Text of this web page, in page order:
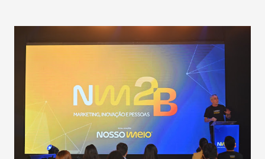
população suspeita e de cuidados com os ambientes
públicos e domiciliares. “Nós não estamos vivendo uma
epidemia comum, como temos em todos os anos, com
aumento de casos de dengue, influenza ou H1N1. Trata-se
de uma epidemia com um vírus diferente, com um poder de
contaminação maior que outros coronavírus”, apontou o
secretário. Segundo ele, é uma epidemia com chance de
contaminação alta, podendo gerar um grande risco à